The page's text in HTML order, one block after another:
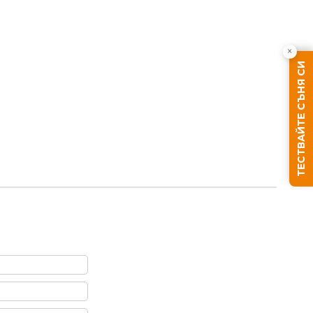
Ние ще се свържем с вас в рамките на работния
ТЕСТВАЙТЕ СЪНЯ СИ
×